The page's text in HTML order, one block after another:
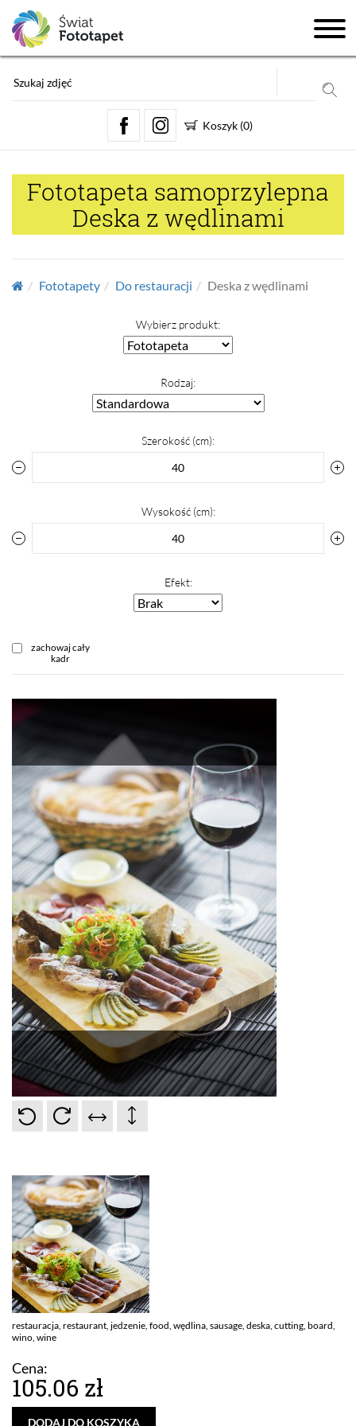
Koszyk (0)
Fototapeta samoprzylepna
Deska z wędlinami
Fototapety Do restauracji Deska z wędlinami
Wybierz produkt:
Rodzaj:
Szerokość (cm):
Wysokość (cm):
Efekt:
zachowaj cały
kadr
restauracja, restaurant, jedzenie, food, wędlina, sausage, deska, cutting, board,
wino, wine
Cena:
105.06 zł
DODAJ DO KOSZYKA